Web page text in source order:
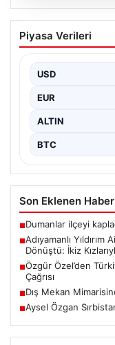
05.08.2026
Adıyamanlı
Umudu
Adıyaman’da
Piyasa Verileri
USD
EUR
ALTIN
BTC
Son Eklenen
■Dumanlar ilçeyi
■Adıyamanlı
Dönüştü: İkiz
■Özgür Özel’den
Çağrısı
■Dış Mekan
■Aysel Özgan